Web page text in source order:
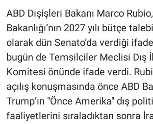
ABD Dışişleri Bakanı Marco
Bakanlığı’nın 2027 yılı bütçe
olarak dün Senato’da verdiği
bugün de Temsilciler Meclisi Dış
Komitesi önünde ifade verdi.
açılış konuşmasında önce ABD
Trump’ın "Önce Amerika" dış
faaliyetlerini sıraladıktan sonra